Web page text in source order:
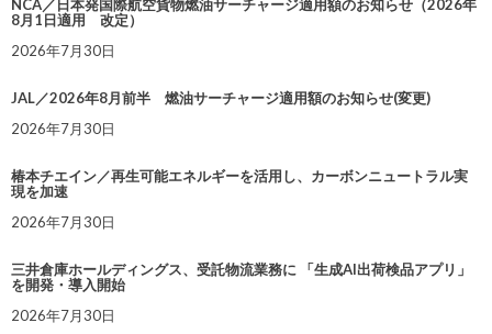
NCA／日本発国際航空貨物燃油サーチャージ適用額のお知らせ（2026年
8月1日適用 改定）
2026年7月30日
JAL／2026年8月前半 燃油サーチャージ適用額のお知らせ(変更)
2026年7月30日
椿本チエイン／再生可能エネルギーを活用し、カーボンニュートラル実
現を加速
2026年7月30日
三井倉庫ホールディングス、受託物流業務に 「生成AI出荷検品アプリ」
を開発・導入開始
2026年7月30日